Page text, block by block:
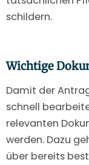
schildern.
Wichtige
Damit der
schnell
relevanten
werden. Dazu
über bereits